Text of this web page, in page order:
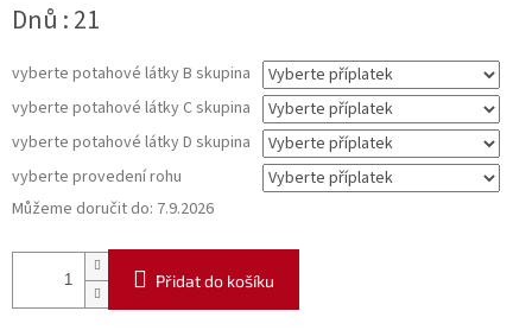
cena:
Dnů : 21
vyberte potahové látky B skupina
vyberte potahové látky C skupina
vyberte potahové látky D skupina
vyberte provedení rohu
Můžeme doručit do: 7.9.2026
Přidat do košíku